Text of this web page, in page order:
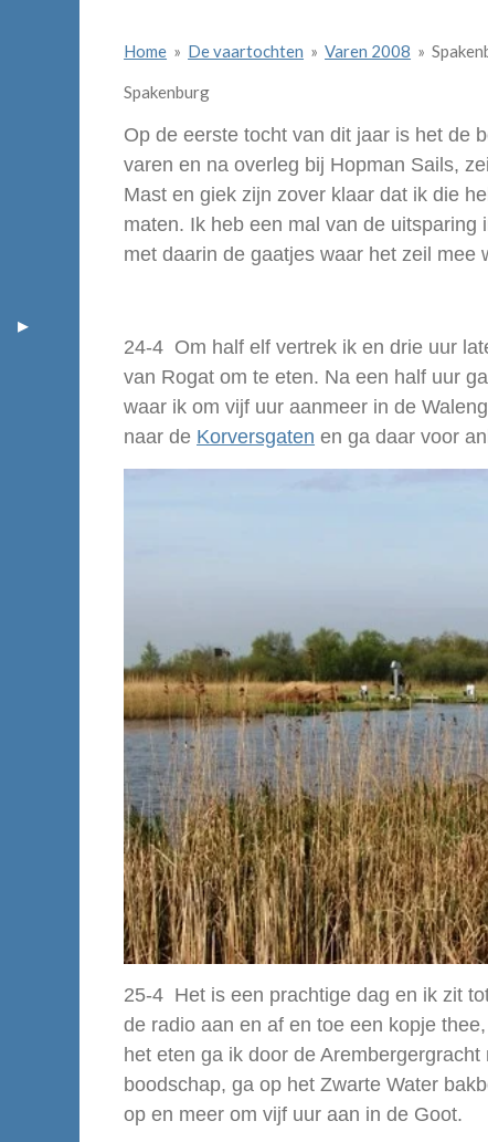
Home » De vaartochten » Varen 2008 »
Spakenburg
Op de eerste tocht van dit jaar is het de
varen en na overleg bij Hopman Sails,
Mast en giek zijn zover klaar dat ik die
maten. Ik heb een mal van de
met daarin de gaatjes waar het zeil mee
24-4 Om half elf vertrek ik en drie uur
van Rogat om te eten. Na een half uur
waar ik om vijf uur aanmeer in de
naar de Korversgaten en ga daar voor
25-4 Het is een prachtige dag en ik zit
de radio aan en af en toe een kopje
het eten ga ik door de
boodschap, ga op het Zwarte Water
op en meer om vijf uur aan in de Goot.